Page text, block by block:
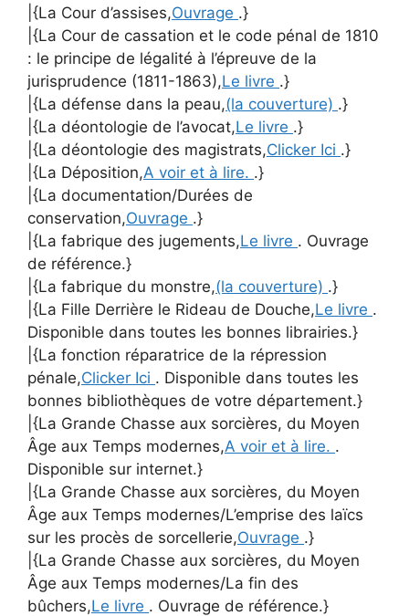
|{La Cour d’assises,Ouvrage .}
|{La Cour de cassation et le code pénal de 1810
: le principe de légalité à l’épreuve de la
jurisprudence (1811-1863),Le livre .}
|{La défense dans la peau,(la couverture) .}
|{La déontologie de l’avocat,Le livre .}
|{La déontologie des magistrats,Clicker Ici .}
|{La Déposition,A voir et à lire. .}
|{La documentation/Durées de
conservation,Ouvrage .}
|{La fabrique des jugements,Le livre . Ouvrage
de référence.}
|{La fabrique du monstre,(la couverture) .}
|{La Fille Derrière le Rideau de Douche,Le livre .
Disponible dans toutes les bonnes librairies.}
|{La fonction réparatrice de la répression
pénale,Clicker Ici . Disponible dans toutes les
bonnes bibliothèques de votre département.}
|{La Grande Chasse aux sorcières, du Moyen
Âge aux Temps modernes,A voir et à lire. .
Disponible sur internet.}
|{La Grande Chasse aux sorcières, du Moyen
Âge aux Temps modernes/L’emprise des laïcs
sur les procès de sorcellerie,Ouvrage .}
|{La Grande Chasse aux sorcières, du Moyen
Âge aux Temps modernes/La fin des
bûchers,Le livre . Ouvrage de référence.}